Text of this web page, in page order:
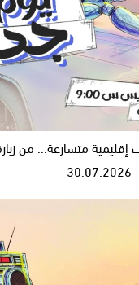
متسارعة... من